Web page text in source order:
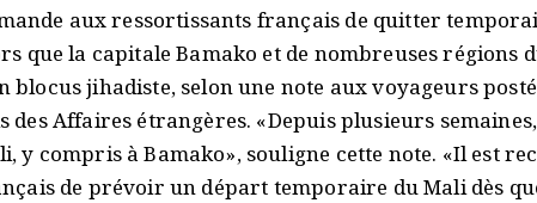
aux ressortissants français de quitter
que la capitale Bamako et de nombreuses régions
blocus jihadiste, selon une note aux voyageurs
Affaires étrangères. «Depuis plusieurs
y compris à Bamako», souligne cette note. «Il est
de prévoir un départ temporaire du Mali dès